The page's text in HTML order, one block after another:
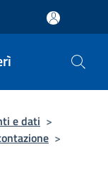
e dati >
>